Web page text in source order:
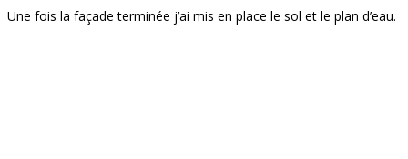
Une fois la façade terminée j’ai mis en place le sol et le plan d’eau.